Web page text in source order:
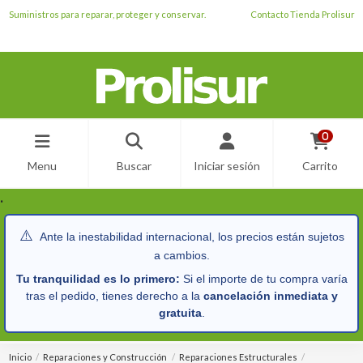
Suministros para reparar, proteger y conservar. Contacto Tienda Prolisur
Menu Buscar Iniciar sesión
0
Carrito
.
⚠️ Ante la inestabilidad internacional, los precios están sujetos
a cambios.
Tu tranquilidad es lo primero: Si el importe de tu compra varía
tras el pedido, tienes derecho a la cancelación inmediata y
gratuita.
Inicio Reparaciones y Construcción Reparaciones Estructurales